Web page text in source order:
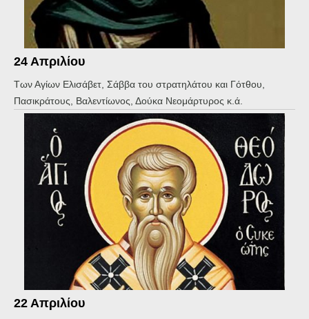
24 Απριλίου
Των Αγίων Ελισάβετ, Σάββα του στρατηλάτου και Γότθου,
Πασικράτους, Βαλεντίωνος, Δούκα Νεομάρτυρος κ.ά.
22 Απριλίου